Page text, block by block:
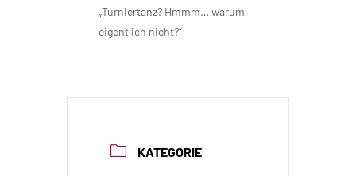
„Turniertanz? Hmmm… warum
eigentlich nicht?“
KATEGORIE